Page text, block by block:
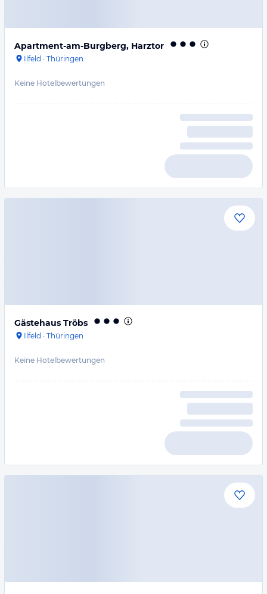
Apartment-am-Burgberg, Harztor
Ilfeld · Thüringen
Keine Hotelbewertungen
Gästehaus Tröbs
Ilfeld · Thüringen
Keine Hotelbewertungen